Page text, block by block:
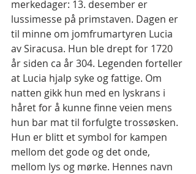
merkedager: 13. desember er
lussimesse på primstaven. Dagen er
til minne om jomfrumartyren Lucia
av Siracusa. Hun ble drept for 1720
år siden ca år 304. Legenden forteller
at Lucia hjalp syke og fattige. Om
natten gikk hun med en lyskrans i
håret for å kunne finne veien mens
hun bar mat til forfulgte trossøsken.
Hun er blitt et symbol for kampen
mellom det gode og det onde,
mellom lys og mørke. Hennes navn